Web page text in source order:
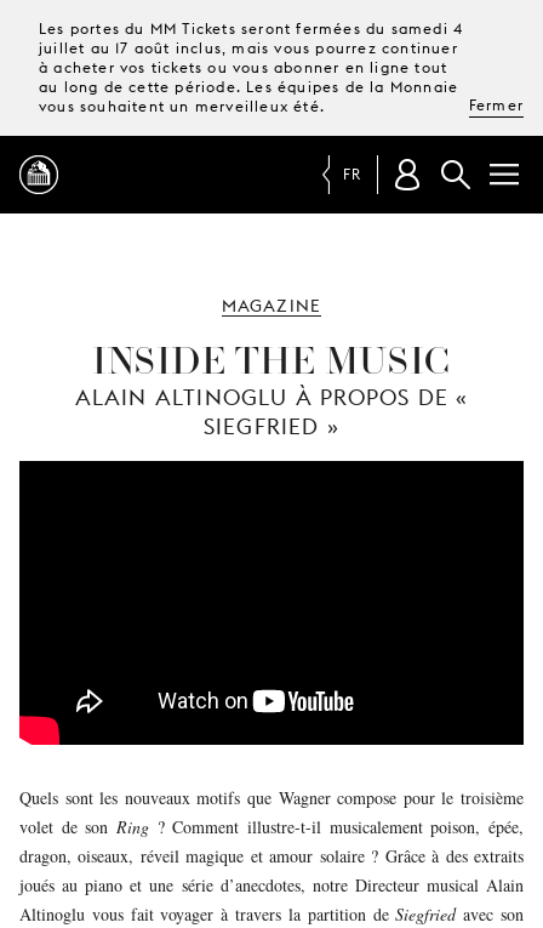
Les portes du MM Tickets seront fermées du samedi 4
juillet au 17 août inclus, mais vous pourrez continuer
à acheter vos tickets ou vous abonner en ligne tout
au long de cette période. Les équipes de la Monnaie
vous souhaitent un merveilleux été.
Fermer
TICKETS &
ABONNEMENTS
FR
MAGAZINE
INSIDE THE MUSIC
ALAIN ALTINOGLU À PROPOS DE «
SIEGFRIED »
Quels sont les nouveaux motifs que Wagner compose pour le troisième
volet de son Ring ? Comment illustre-t-il musicalement poison, épée,
dragon, oiseaux, réveil magique et amour solaire ? Grâce à des extraits
joués au piano et une série d’anecdotes, notre Directeur musical Alain
Altinoglu vous fait voyager à travers la partition deSiegfriedavec son